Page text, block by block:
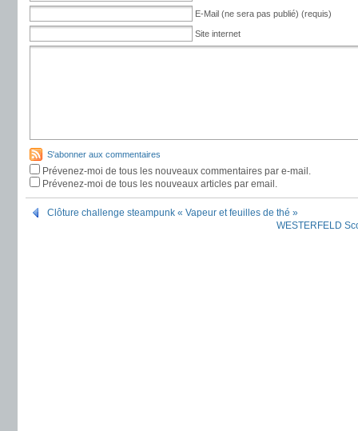
E-Mail (ne sera pas publié) (requis)
Site internet
S'abonner aux commentaires
Prévenez-moi de tous les nouveaux commentaires par e-mail.
Prévenez-moi de tous les nouveaux articles par email.
Clôture challenge steampunk « Vapeur et feuilles de thé »
WESTERFELD